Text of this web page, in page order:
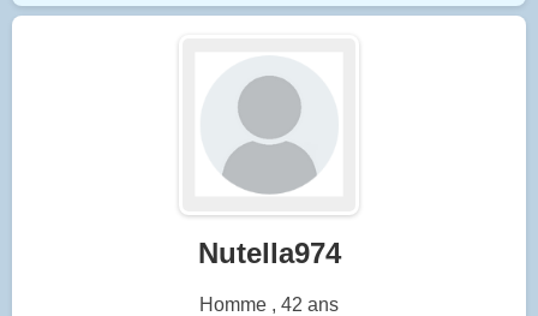
Nutella974
Homme , 42 ans